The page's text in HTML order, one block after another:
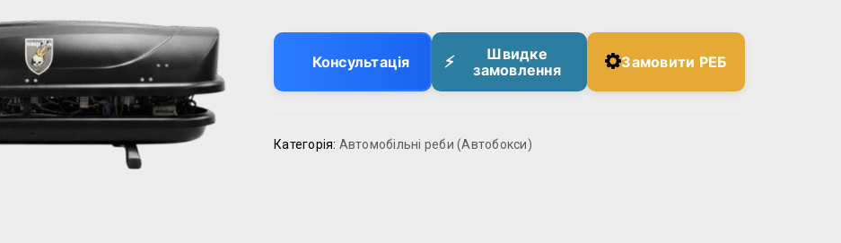
Консультація
Швидке
замовлення
Замовити РЕБ
Категорія: Автомобільні реби (Автобокси)